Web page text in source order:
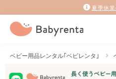
夏季休
ベビー用品レンタル｢ベビレンタ｣